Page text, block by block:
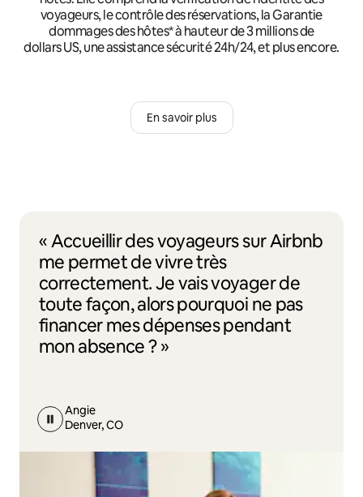
voyageurs, le contrôle des réservations, la Garantie
dommages des hôtes* à hauteur de 3 millions de
dollars US, une assistance sécurité 24h/24, et plus encore.
En savoir plus
« Accueillir des voyageurs sur Airbnb
me permet de vivre très
correctement. Je vais voyager de
toute façon, alors pourquoi ne pas
financer mes dépenses pendant
mon absence ? »
Angie
Denver, CO